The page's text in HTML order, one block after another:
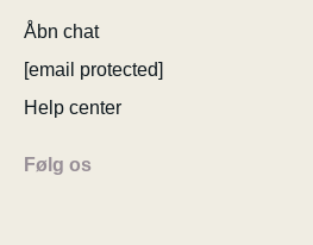
Åbn chat
[email protected]
Help center
Følg os